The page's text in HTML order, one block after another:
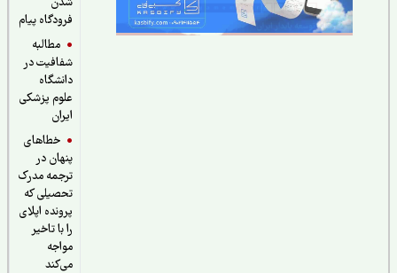
فرودگاه پیام
مطالبه
شفافیت در
دانشگاه
علوم پزشکی
خطاهای
پنهان در
ترجمه مدرک
تحصیلی که
پرونده اپلای
را با تاخیر